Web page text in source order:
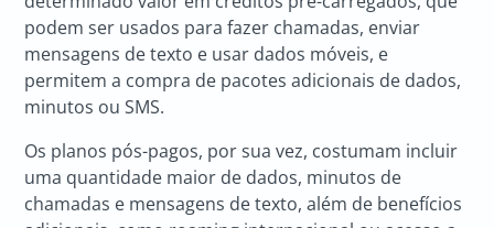
podem ser usados para fazer chamadas, enviar
mensagens de texto e usar dados móveis, e
permitem a compra de pacotes adicionais de dados,
minutos ou SMS.
Os planos pós-pagos, por sua vez, costumam incluir
uma quantidade maior de dados, minutos de
chamadas e mensagens de texto, além de benefícios